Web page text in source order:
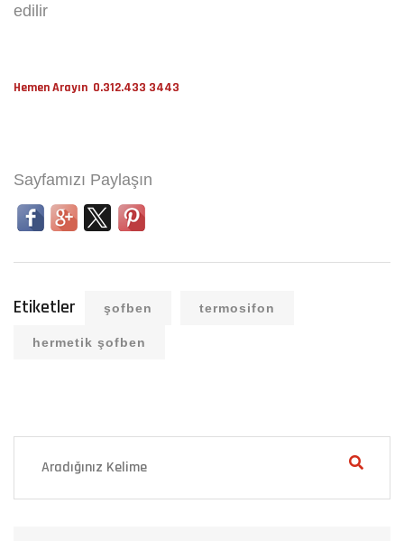
edilir
Hemen Arayın 0.312.433 3443
Sayfamızı Paylaşın
Etiketler şofben termosifon
hermetik şofben